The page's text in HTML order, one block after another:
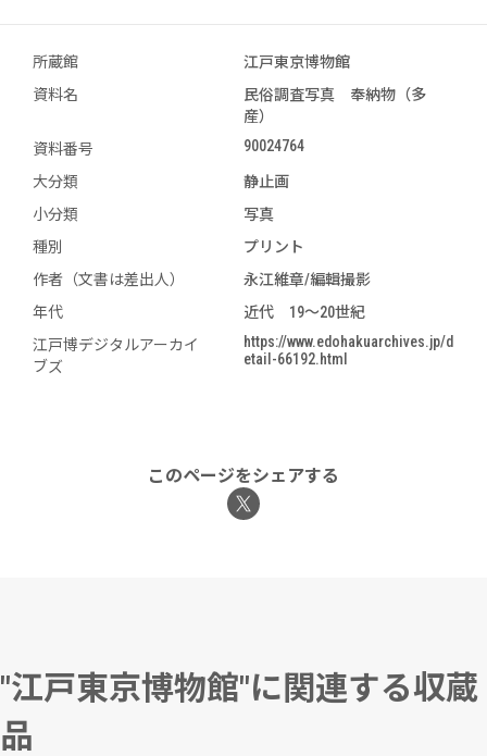
所蔵館
江戸東京博物館
資料名
民俗調査写真 奉納物（多
産）
資料番号
90024764
大分類
静止画
小分類
写真
種別
プリント
作者（文書は差出人）
永江維章/編輯撮影
年代
近代 19～20世紀
江戸博デジタルアーカイ
ブズ
https://www.edohakuarchives.jp/d
etail-66192.html
このページをシェアする
"江戸東京博物館"に関連する収蔵
品